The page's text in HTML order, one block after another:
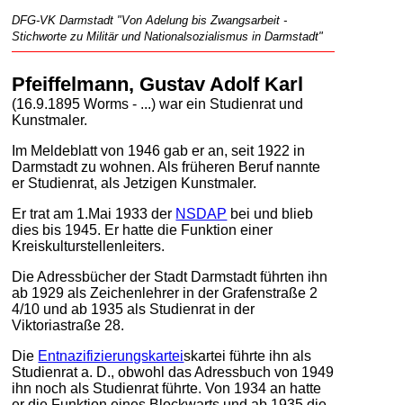
DFG-VK Darmstadt "Von Adelung bis Zwangsarbeit -
Stichworte zu Militär und Nationalsozialismus in Darmstadt"
Pfeiffelmann, Gustav Adolf Karl
(16.9.1895 Worms - ...) war ein Studienrat und
Kunstmaler.
Im Meldeblatt von 1946 gab er an, seit 1922 in
Darmstadt zu wohnen. Als früheren Beruf nannte
er Studienrat, als Jetzigen Kunstmaler.
Er trat am 1.Mai 1933 der NSDAP bei und blieb
dies bis 1945. Er hatte die Funktion einer
Kreiskulturstellenleiters.
Die Adressbücher der Stadt Darmstadt führten ihn
ab 1929 als Zeichenlehrer in der Grafenstraße 2
4/10 und ab 1935 als Studienrat in der
Viktoriastraße 28.
Die Entnazifizierungskarteiskartei führte ihn als
Studienrat a. D., obwohl das Adressbuch von 1949
ihn noch als Studienrat führte. Von 1934 an hatte